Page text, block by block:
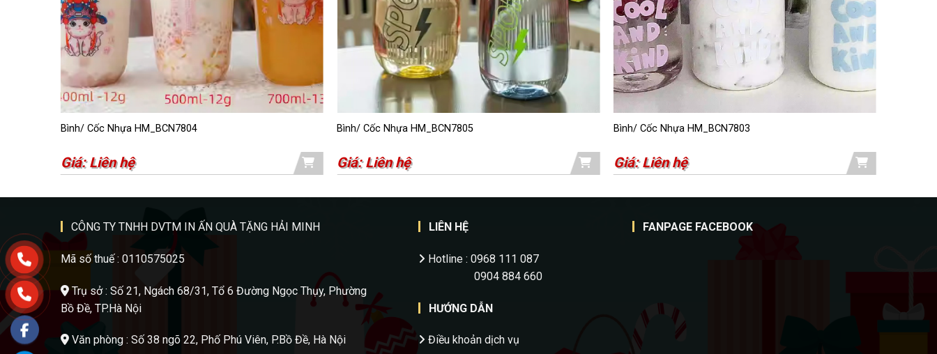
Bình/ Cốc Nhựa HM_BCN7804
Giá: Liên hệ
Bình/ Cốc Nhựa HM_BCN7805
Giá: Liên hệ
Bình/ Cốc Nhựa HM_BCN7803
Giá: Liên hệ
CÔNG TY TNHH DVTM IN ẤN QUÀ TẶNG HẢI MINH
Mã số thuế : 0110575025
Trụ sở : Số 21, Ngách 68/31, Tổ 6 Đường Ngọc Thụy, Phường
Bồ Đề, TP.Hà Nội
Văn phòng : Số 38 ngõ 22, Phố Phú Viên, P.Bồ Đề, Hà Nội
LIÊN HỆ
Hotline : 0968 111 087
0904 884 660
HƯỚNG DẪN
Điều khoản dịch vụ
FANPAGE FACEBOOK